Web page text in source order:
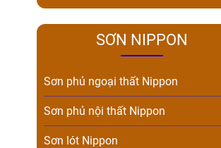
SƠN NIPPON
Sơn phủ ngoại thất Nippon
Sơn phủ nội thất Nippon
Sơn lót Nippon